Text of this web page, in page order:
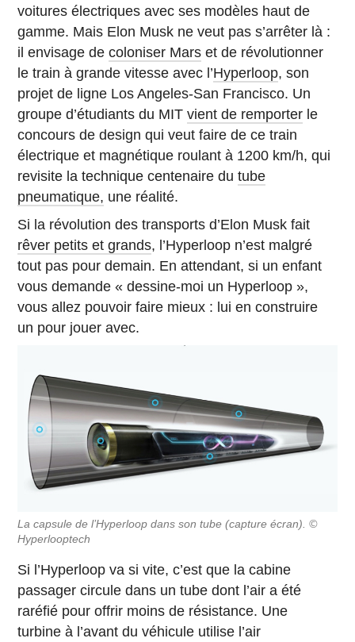
voitures électriques avec ses modèles haut de
gamme. Mais Elon Musk ne veut pas s’arrêter là :
il envisage decoloniser Mars et de révolutionner
le train à grande vitesse avec l’Hyperloop, son
projet de ligne Los Angeles-San Francisco. Un
groupe d’étudiants du MITvient de remporter le
concours de design qui veut faire de ce train
électrique et magnétique roulant à 1200 km/h, qui
revisite la technique centenaire dutube
pneumatique, une réalité.
Si la révolution des transports d’Elon Musk fait
rêver petits et grands, l’Hyperloop n’est malgré
tout pas pour demain. En attendant, si un enfant
vous demande « dessine-moi un Hyperloop »,
vous allez pouvoir faire mieux : lui en construire
un pour jouer avec.
La capsule de l’Hyperloop dans son tube (capture écran). ©
Hyperlooptech
Si l’Hyperloop va si vite, c’est que la cabine
passager circule dans un tube dont l’air a été
raréfié pour offrir moins de résistance. Une
turbine à l’avant du véhicule utilise l’air